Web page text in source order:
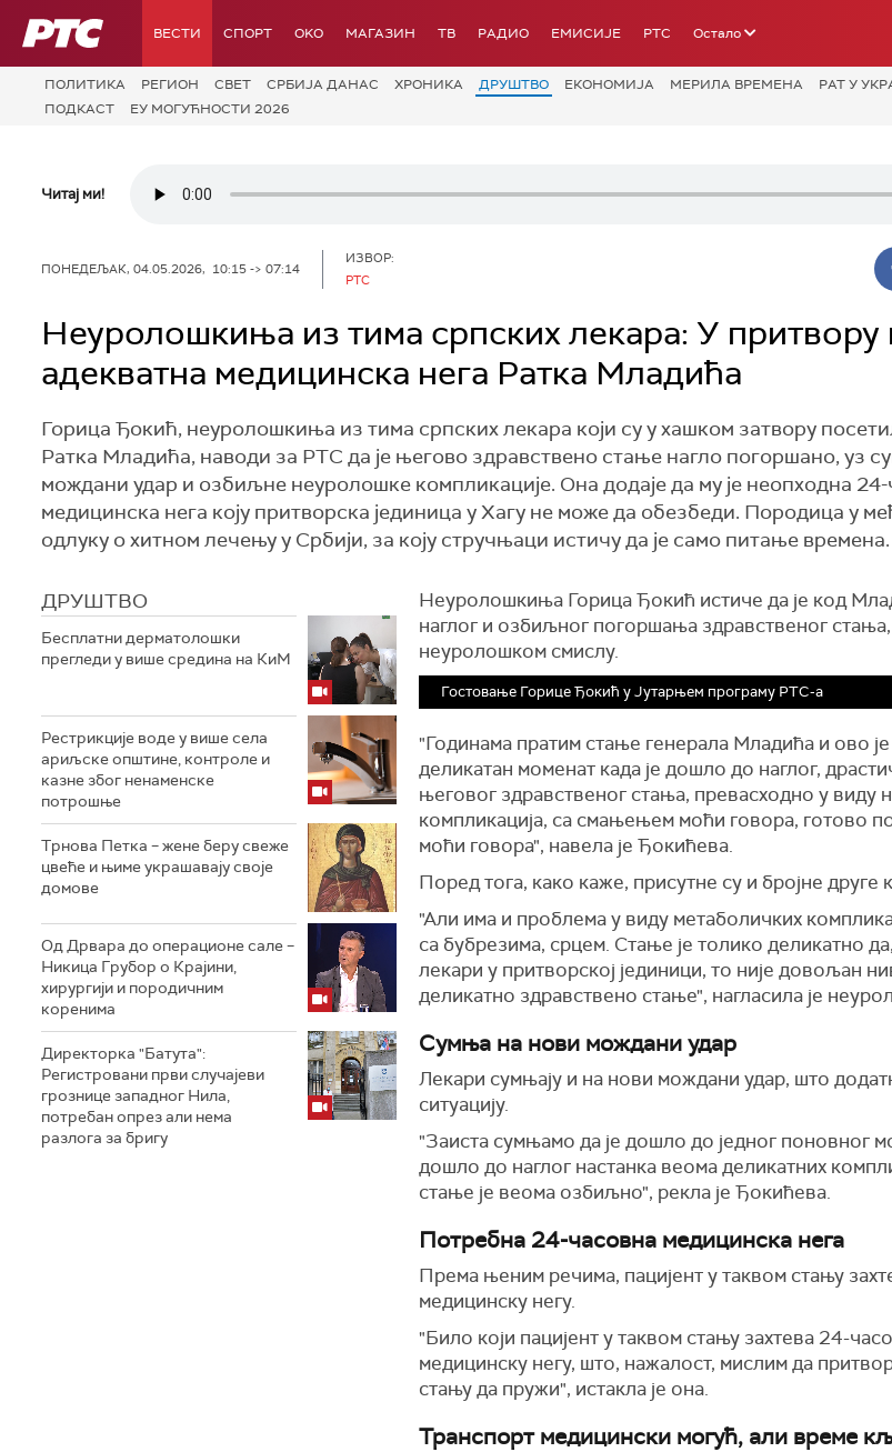
РТС ВЕСТИ СПОРТ OKO МАГАЗИН ТВ РАДИО ЕМИСИЈЕ РТС Остало
ПОЛИТИКА РЕГИОН СВЕТ СРБИЈА ДАНАС ХРОНИКА ДРУШТВО ЕКОНОМИЈА МЕРИЛА ВРЕМЕНА РАТ У
ПОДКАСТ
ЕУ МОГУЋНОСТИ 2026
Читај ми!
ПОНЕДЕЉАК, 04.05.2026, 10:15 -> 07:14
ИЗВОР:
РТС
Неуролошкиња из тима српских лекара: У притвору
адекватна медицинска нега Ратка Младића
Горица Ђокић, неуролошкиња из тима српских лекара који су у хашком затвору
Ратка Младића, наводи за РТС да је његово здравствено стање нагло погоршано, уз
мождани удар и озбиљне неуролошке компликације. Она додаје да му је неопходна
медицинска нега коју притворска јединица у Хагу не може да обезбеди. Породица у
одлуку о хитном лечењу у Србији, за коју стручњаци истичу да је само питање времена.
ДРУШТВО
Бесплатни дерматолошки
прегледи у више средина на КиМ
Рестрикције воде у више села
ариљске општине, контроле и
казне због ненаменске
потрошње
Трнова Петка – жене беру свеже
цвеће и њиме украшавају своје
домове
Од Дрвара до операционе сале –
Никица Грубор о Крајини,
хирургији и породичним
коренима
Директорка "Батута":
Регистровани први случајеви
грознице западног Нила,
потребан опрез али нема
разлога за бригу
Неуролошкиња Горица Ђокић истиче да је код
наглог и озбиљног погоршања здравственог
неуролошком смислу.
Гостовање Горице Ђокић у Јутарњем програму РТС-а
"Годинама пратим стање генерала Младића и ово
деликатан моменат када је дошло до наглог,
његовог здравственог стања, превасходно у виду
компликација, са смањењем моћи говора, готово
моћи говора", навела је Ђокићева.
Поред тога, како каже, присутне су и бројне друге
"Али има и проблема у виду метаболичких
са бубрезима, срцем. Стање је толико деликатно
лекари у притворској јединици, то није довољан
деликатно здравствено стање", нагласила је
Сумња на нови мождани удар
Лекари сумњају и на нови мождани удар, што
ситуацију.
"Заиста сумњамо да је дошло до једног поновног
дошло до наглог настанка веома деликатних
стање је веома озбиљно", рекла је Ђокићева.
Потребна 24-часовна медицинска нега
Према њеним речима, пацијент у таквом стању
медицинску негу.
"Било који пацијент у таквом стању захтева 24-
медицинску негу, што, нажалост, мислим да
стању да пружи", истакла је она.
Транспорт медицински могућ, али време